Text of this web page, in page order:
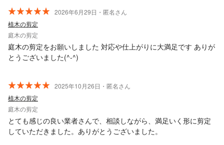
初から最後まで安心してお任せできる業者さんです。また機会が
あればぜひお願いしたいと思います。
2026年6月29日・匿名さん
植木の剪定
庭木の剪定
庭木の剪定をお願いしました 対応や仕上がりに大満足です ありが
とうございました(^-^)
2025年10月26日・匿名さん
植木の剪定
庭木の剪定
とても感じの良い業者さんで、相談しながら、満足いく形に剪定
していただきました。ありがとうございました。